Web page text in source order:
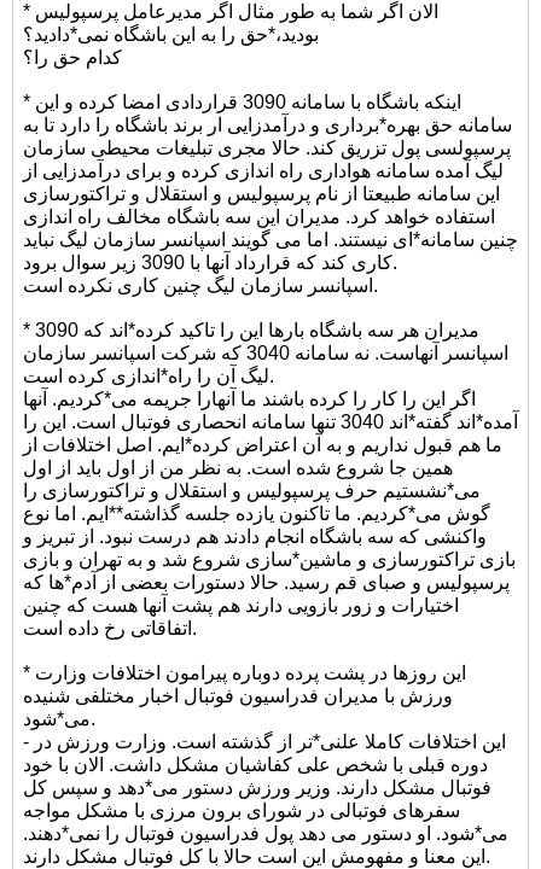
* الان اگر شما به طور مثال اگر مدیرعامل پرسپولیس
بودید،*حق را به این باشگاه نمی*دادید؟
کدام حق را؟
* اینکه باشگاه با سامانه 3090 قراردادی امضا کرده و این
سامانه حق بهره*برداری و درآمدزایی ار برند باشگاه را دارد تا به
پرسپولسی پول تزریق کند. حالا مجری تبلیغات محیطی سازمان
لیگ آمده سامانه هواداری راه اندازی کرده و برای درآمدزایی از
این سامانه طبیعتا از نام پرسپولیس و استقلال و تراکتورسازی
استفاده خواهد کرد. مدیران این سه باشگاه مخالف راه اندازی
چنین سامانه*ای نیستند. اما می گویند اسپانسر سازمان لیگ نباید
کاری کند که قرارداد آنها با 3090 زیر سوال برود.
اسپانسر سازمان لیگ چنین کاری نکرده است.
* مدیران هر سه باشگاه بارها این را تاکید کرده*اند که 3090
اسپانسر آنهاست. نه سامانه 3040 که شرکت اسپانسر سازمان
لیگ آن را راه*اندازی کرده است.
اگر این را کار را کرده باشند ما آنهارا جریمه می*کردیم. آنها
آمده*اند گفته*اند 3040 تنها سامانه انحصاری فوتبال است. این را
ما هم قبول نداریم و به آن اعتراض کرده*ایم. اصل اختلافات از
همین جا شروع شده است. به نظر من از اول باید از اول
می*نشستیم حرف پرسپولیس و استقلال و تراکتورسازی را
گوش می*کردیم. ما تاکنون یازده جلسه گذاشته**ایم. اما نوع
واکنشی که سه باشگاه انجام دادند هم درست نبود. از تبریز و
بازی تراکتورسازی و ماشین*سازی شروع شد و به تهران و بازی
پرسپولیس و صبای قم رسید. حالا دستورات بعضی از آدم*ها که
اختیارات و زور بازویی دارند هم پشت آنها هست که چنین
اتفاقاتی رخ داده است.
* این روزها در پشت پرده دوباره پیرامون اختلافات وزارت
ورزش با مدیران فدراسیون فوتبال اخبار مختلفی شنیده
می*شود.
- این اختلافات کاملا علنی*تر از گذشته است. وزارت ورزش در
دوره قبلی با شخص علی کفاشیان مشکل داشت. الان با خود
فوتبال مشکل دارند. وزیر ورزش دستور می*دهد و سپس کل
سفرهای فوتبالی در شورای برون مرزی با مشکل مواجه
می*شود. او دستور می دهد پول فدراسیون فوتبال را نمی*دهند.
این معنا و مفهومش این است حالا با کل فوتبال مشکل دارند.